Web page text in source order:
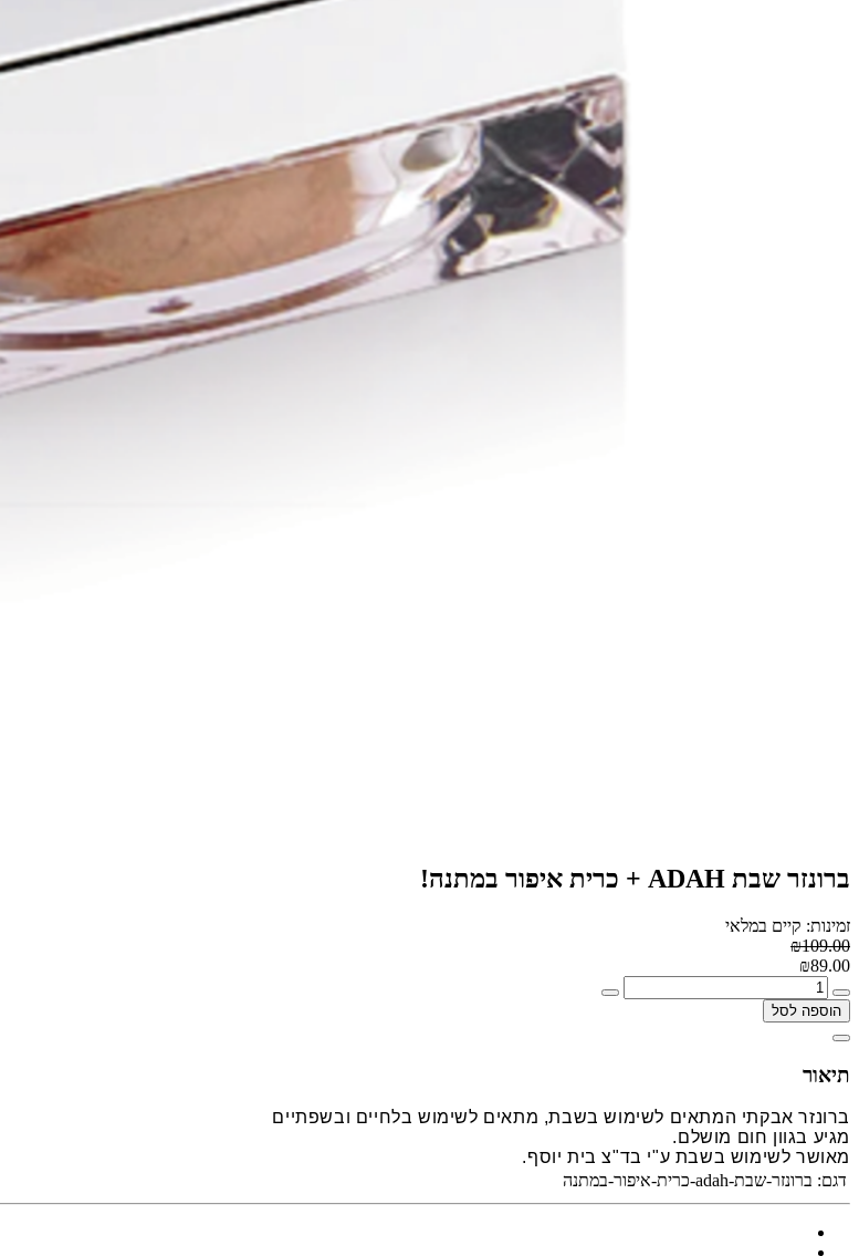
ברונזר שבת ADAH + כרית איפור במתנה!
זמינות: קיים במלאי
₪109.00
₪89.00
הוספה לסל
תיאור
ברונזר אבקתי המתאים לשימוש בשבת, מתאים לשימוש בלחיים ובשפתיים
מגיע בגוון חום מושלם.
מאושר לשימוש בשבת ע"י בד"צ בית יוסף.
דגם: ברונזר-שבת-adah-כרית-איפור-במתנה